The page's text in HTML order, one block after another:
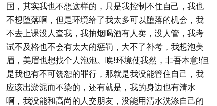
国，其实我也不想这样的，只是我控制不住自己，我也
不想堕落啊，但是环境给了我太多可以堕落的机会，我
不去上课没人查我，我抽烟喝酒有人卖，没人管，我考
试不及格也不会有太大的惩罚，大不了补考，我想泡美
眉，美眉也想找个人泡泡。唉!环境使我然，非吾本意!但
是我也有不可饶恕的罪行，那就是我没能管住自己，我
应该出淤泥而不染的，还有就是，我的身边也有清水
啊，我没能和高尚的人交朋友，没能用清水洗涤自己的